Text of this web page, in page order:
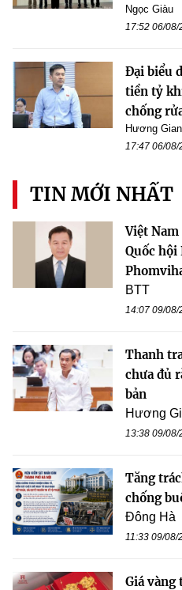
Ngọc Giàu
17:52 06/08/
Đại biểu
tiền tỷ
chống
Hương
17:47 06/08/
TIN MỚI NHẤT
Việt Nam
Quốc hội
BTT
14:07 09/08/
Thanh
chưa đủ
bản
Hương
13:38 09/08/
Tăng
chống
Đông Hà
11:33 09/08/
Giá vàng